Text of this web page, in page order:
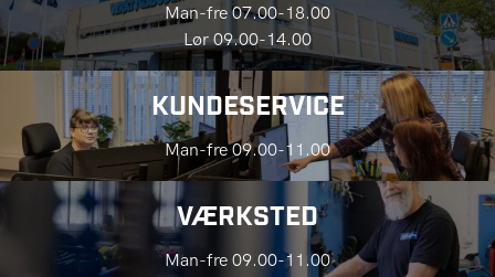
Man-fre 07.00-18.00
Lør 09.00-14.00
KUNDESERVICE
Man-fre 09.00-11.00
VÆRKSTED
Man-fre 09.00-11.00